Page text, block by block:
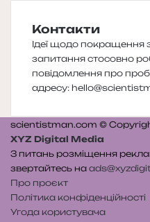
Контакти
Ідеї щодо покращення
запитання стосовно
повідомлення про
адресу:
scientistman.com ©
XYZ Digital Media
З питань розміщення
звертайтесь на
Про проєкт
Політика конфіденційності
Угода користувача